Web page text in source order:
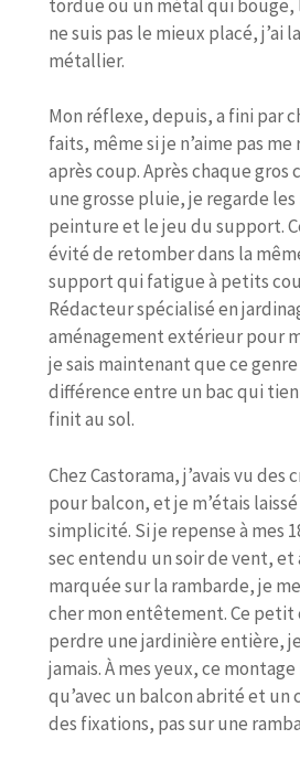
tordue ou un métal qui bouge,
ne suis pas le mieux placé, j’ai
métallier.
Mon réflexe, depuis, a fini par
faits, même si je n’aime pas
après coup. Après chaque gros
une grosse pluie, je regarde
peinture et le jeu du support.
évité de retomber dans la
support qui fatigue à petits
Rédacteur spécialisé en
aménagement extérieur pour
je sais maintenant que ce
différence entre un bac qui
finit au sol.
Chez Castorama, j’avais vu des
pour balcon, et je m’étais
simplicité. Si je repense à mes
sec entendu un soir de vent, et
marquée sur la rambarde, je
cher mon entêtement. Ce petit
perdre une jardinière entière,
jamais. À mes yeux, ce montage
qu’avec un balcon abrité et
des fixations, pas sur une